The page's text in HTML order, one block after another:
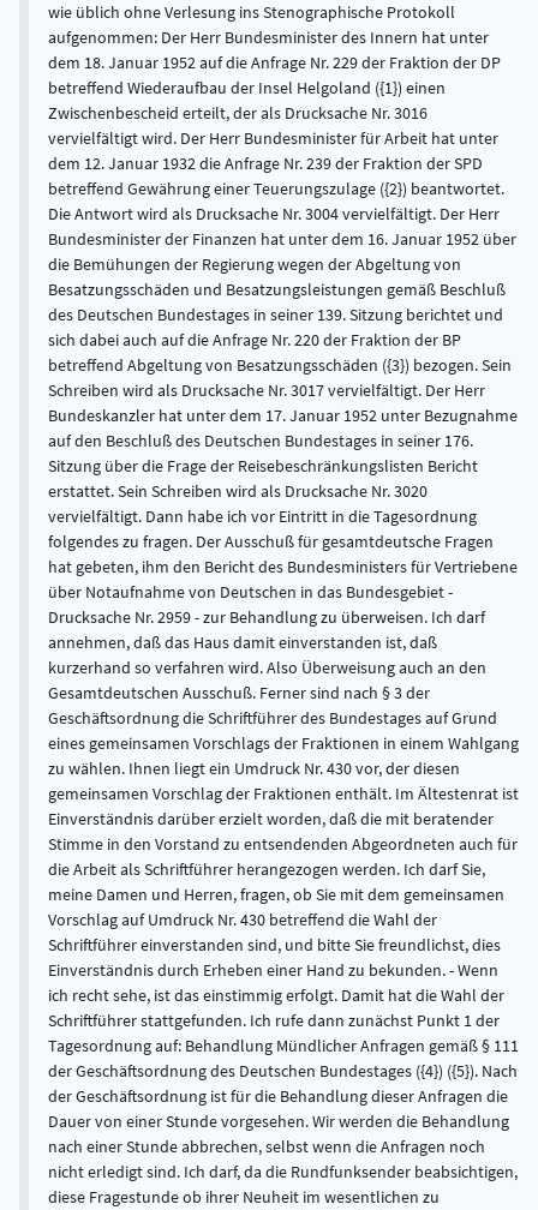
wie üblich ohne Verlesung ins Stenographische Protokoll
aufgenommen: Der Herr Bundesminister des Innern hat unter
dem 18. Januar 1952 auf die Anfrage Nr. 229 der Fraktion der DP
betreffend Wiederaufbau der Insel Helgoland ({1}) einen
Zwischenbescheid erteilt, der als Drucksache Nr. 3016
vervielfältigt wird. Der Herr Bundesminister für Arbeit hat unter
dem 12. Januar 1932 die Anfrage Nr. 239 der Fraktion der SPD
betreffend Gewährung einer Teuerungszulage ({2}) beantwortet.
Die Antwort wird als Drucksache Nr. 3004 vervielfältigt. Der Herr
Bundesminister der Finanzen hat unter dem 16. Januar 1952 über
die Bemühungen der Regierung wegen der Abgeltung von
Besatzungsschäden und Besatzungsleistungen gemäß Beschluß
des Deutschen Bundestages in seiner 139. Sitzung berichtet und
sich dabei auch auf die Anfrage Nr. 220 der Fraktion der BP
betreffend Abgeltung von Besatzungsschäden ({3}) bezogen. Sein
Schreiben wird als Drucksache Nr. 3017 vervielfältigt. Der Herr
Bundeskanzler hat unter dem 17. Januar 1952 unter Bezugnahme
auf den Beschluß des Deutschen Bundestages in seiner 176.
Sitzung über die Frage der Reisebeschränkungslisten Bericht
erstattet. Sein Schreiben wird als Drucksache Nr. 3020
vervielfältigt. Dann habe ich vor Eintritt in die Tagesordnung
folgendes zu fragen. Der Ausschuß für gesamtdeutsche Fragen
hat gebeten, ihm den Bericht des Bundesministers für Vertriebene
über Notaufnahme von Deutschen in das Bundesgebiet -
Drucksache Nr. 2959 - zur Behandlung zu überweisen. Ich darf
annehmen, daß das Haus damit einverstanden ist, daß
kurzerhand so verfahren wird. Also Überweisung auch an den
Gesamtdeutschen Ausschuß. Ferner sind nach § 3 der
Geschäftsordnung die Schriftführer des Bundestages auf Grund
eines gemeinsamen Vorschlags der Fraktionen in einem Wahlgang
zu wählen. Ihnen liegt ein Umdruck Nr. 430 vor, der diesen
gemeinsamen Vorschlag der Fraktionen enthält. Im Ältestenrat ist
Einverständnis darüber erzielt worden, daß die mit beratender
Stimme in den Vorstand zu entsendenden Abgeordneten auch für
die Arbeit als Schriftführer herangezogen werden. Ich darf Sie,
meine Damen und Herren, fragen, ob Sie mit dem gemeinsamen
Vorschlag auf Umdruck Nr. 430 betreffend die Wahl der
Schriftführer einverstanden sind, und bitte Sie freundlichst, dies
Einverständnis durch Erheben einer Hand zu bekunden. - Wenn
ich recht sehe, ist das einstimmig erfolgt. Damit hat die Wahl der
Schriftführer stattgefunden. Ich rufe dann zunächst Punkt 1 der
Tagesordnung auf: Behandlung Mündlicher Anfragen gemäß § 111
der Geschäftsordnung des Deutschen Bundestages ({4}) ({5}). Nach
der Geschäftsordnung ist für die Behandlung dieser Anfragen die
Dauer von einer Stunde vorgesehen. Wir werden die Behandlung
nach einer Stunde abbrechen, selbst wenn die Anfragen noch
nicht erledigt sind. Ich darf, da die Rundfunksender beabsichtigen,
diese Fragestunde ob ihrer Neuheit im wesentlichen zu